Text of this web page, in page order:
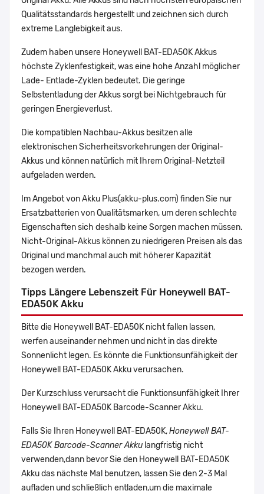
Qualitätsstandards hergestellt und zeichnen sich durch
extreme Langlebigkeit aus.
Zudem haben unsere Honeywell BAT-EDA50K Akkus
höchste Zyklenfestigkeit, was eine hohe Anzahl möglicher
Lade- Entlade-Zyklen bedeutet. Die geringe
Selbstentladung der Akkus sorgt bei Nichtgebrauch für
geringen Energieverlust.
Die kompatiblen Nachbau-Akkus besitzen alle
elektronischen Sicherheitsvorkehrungen der Original-
Akkus und können natürlich mit Ihrem Original-Netzteil
aufgeladen werden.
Im Angebot von Akku Plus(akku-plus.com) finden Sie nur
Ersatzbatterien von Qualitätsmarken, um deren schlechte
Eigenschaften sich deshalb keine Sorgen machen müssen.
Nicht-Original-Akkus können zu niedrigeren Preisen als das
Original und manchmal auch mit höherer Kapazität
bezogen werden.
Tipps Längere Lebenszeit Für Honeywell BAT-
EDA50K Akku
Bitte die Honeywell BAT-EDA50K nicht fallen lassen,
werfen auseinander nehmen und nicht in das direkte
Sonnenlicht legen. Es könnte die Funktionsunfähigkeit der
Honeywell BAT-EDA50K Akku verursachen.
Der Kurzschluss verursacht die Funktionsunfähigkeit Ihrer
Honeywell BAT-EDA50K Barcode-Scanner Akku.
Falls Sie Ihren Honeywell BAT-EDA50K,Honeywell BAT-
EDA50K Barcode-Scanner Akku langfristig nicht
verwenden,dann bevor Sie den Honeywell BAT-EDA50K
Akku das nächste Mal benutzen, lassen Sie den 2-3 Mal
aufladen und schließlich entladen,um die maximale